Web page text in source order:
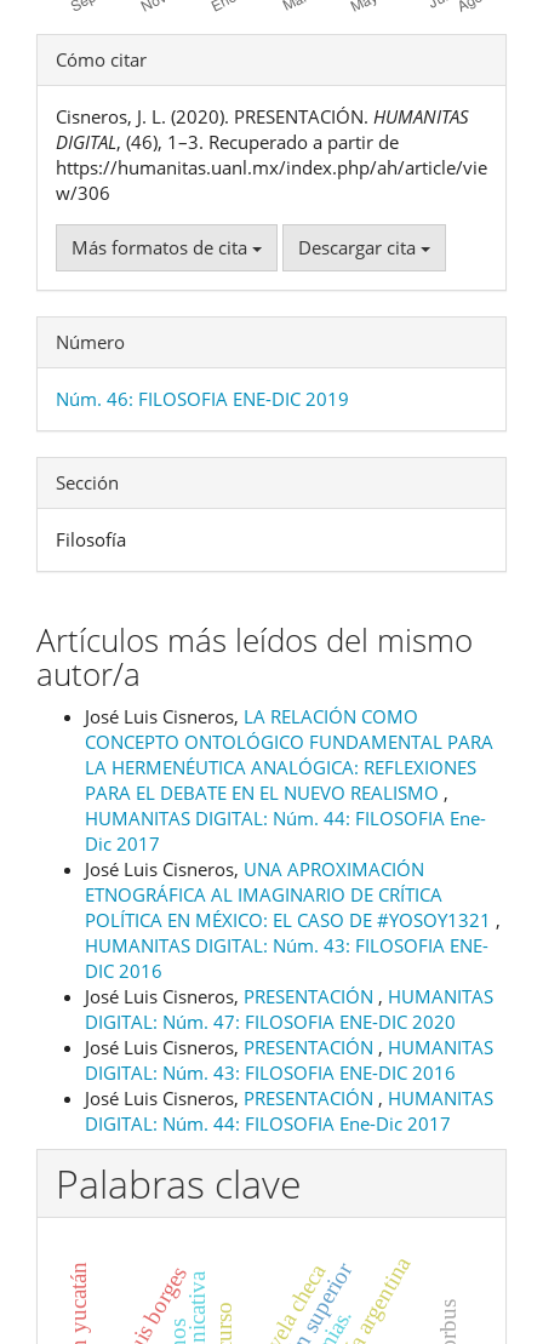
Detalles
del
artículo
Cómo citar
Cisneros, J. L. (2020). PRESENTACIÓN. HUMANITAS
DIGITAL, (46), 1–3. Recuperado a partir de
https://humanitas.uanl.mx/index.php/ah/article/vie
w/306
Más formatos de cita Descargar cita
Número
Núm. 46: FILOSOFIA ENE-DIC 2019
Sección
Filosofía
Artículos más leídos del mismo
autor/a
José Luis Cisneros, LA RELACIÓN COMO
CONCEPTO ONTOLÓGICO FUNDAMENTAL PARA
LA HERMENÉUTICA ANALÓGICA: REFLEXIONES
PARA EL DEBATE EN EL NUEVO REALISMO ,
HUMANITAS DIGITAL: Núm. 44: FILOSOFIA Ene-
Dic 2017
José Luis Cisneros, UNA APROXIMACIÓN
ETNOGRÁFICA AL IMAGINARIO DE CRÍTICA
POLÍTICA EN MÉXICO: EL CASO DE #YOSOY1321 ,
HUMANITAS DIGITAL: Núm. 43: FILOSOFIA ENE-
DIC 2016
José Luis Cisneros, PRESENTACIÓN , HUMANITAS
DIGITAL: Núm. 47: FILOSOFIA ENE-DIC 2020
José Luis Cisneros, PRESENTACIÓN , HUMANITAS
DIGITAL: Núm. 43: FILOSOFIA ENE-DIC 2016
José Luis Cisneros, PRESENTACIÓN , HUMANITAS
DIGITAL: Núm. 44: FILOSOFIA Ene-Dic 2017
Palabras clave
novela checa